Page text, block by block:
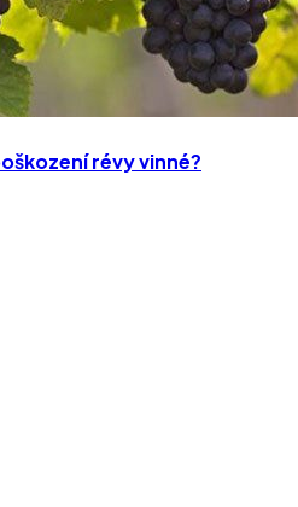
révy vinné?